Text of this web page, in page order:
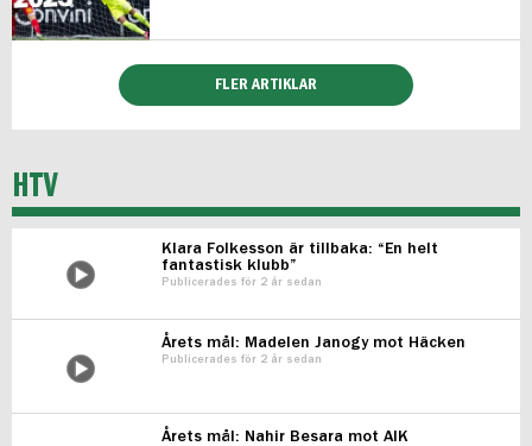
FLER ARTIKLAR
HTV
Klara Folkesson är tillbaka: “En helt
fantastisk klubb”
Publicerades för 2 år sedan
Årets mål: Madelen Janogy mot Häcken
Publicerades för 2 år sedan
Årets mål: Nahir Besara mot AIK